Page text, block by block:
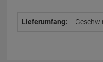
Lieferumfang: